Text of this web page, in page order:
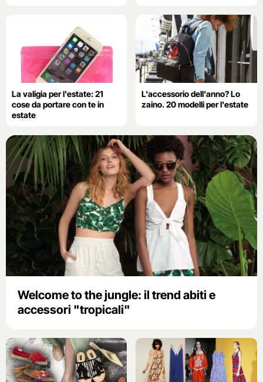
La valigia per l'estate: 21
cose da portare con te in
estate
L'accessorio dell'anno? Lo
zaino. 20 modelli per l'estate
Welcome to the jungle: il trend abiti e
accessori "tropicali"